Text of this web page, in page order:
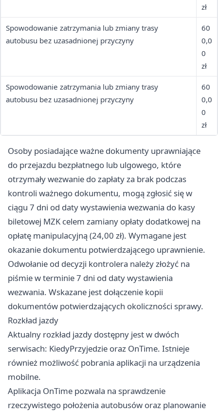
zł
Spowodowanie zatrzymania lub zmiany trasy
autobusu bez uzasadnionej przyczyny
60
0,0
0
zł
Spowodowanie zatrzymania lub zmiany trasy
autobusu bez uzasadnionej przyczyny
60
0,0
0
zł
Osoby posiadające ważne dokumenty uprawniające
do przejazdu bezpłatnego lub ulgowego, które
otrzymały wezwanie do zapłaty za brak podczas
kontroli ważnego dokumentu, mogą zgłosić się w
ciągu 7 dni od daty wystawienia wezwania do kasy
biletowej MZK celem zamiany opłaty dodatkowej na
opłatę manipulacyjną (24,00 zł). Wymagane jest
okazanie dokumentu potwierdzającego uprawnienie.
Odwołanie od decyzji kontrolera należy złożyć na
piśmie w terminie 7 dni od daty wystawienia
wezwania. Wskazane jest dołączenie kopii
dokumentów potwierdzających okoliczności sprawy.
Rozkład jazdy
Aktualny rozkład jazdy dostępny jest w dwóch
serwisach: KiedyPrzyjedzie oraz OnTime. Istnieje
również możliwość pobrania aplikacji na urządzenia
mobilne.
Aplikacja OnTime pozwala na sprawdzenie
rzeczywistego położenia autobusów oraz planowanie